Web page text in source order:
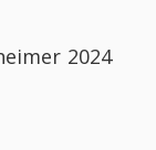
2024